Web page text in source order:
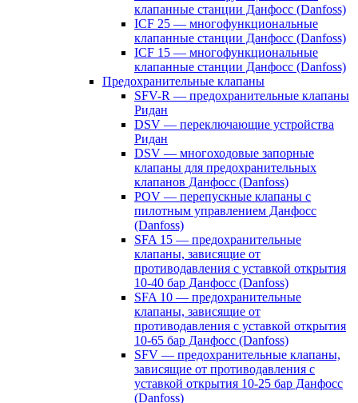
клапанные станции Данфосс (Danfoss)
ICF 25 — многофункциональные
клапанные станции Данфосс (Danfoss)
ICF 15 — многофункциональные
клапанные станции Данфосс (Danfoss)
Предохранительные клапаны
SFV-R — предохранительные клапаны
Ридан
DSV — переключающие устройства
Ридан
DSV — многоходовые запорные
клапаны для предохранительных
клапанов Данфосс (Danfoss)
POV — перепускные клапаны с
пилотным управлением Данфосс
(Danfoss)
SFA 15 — предохранительные
клапаны, зависящие от
противодавления с уставкой открытия
10-40 бар Данфосс (Danfoss)
SFA 10 — предохранительные
клапаны, зависящие от
противодавления с уставкой открытия
10-65 бар Данфосс (Danfoss)
SFV — предохранительные клапаны,
зависящие от противодавления с
уставкой открытия 10-25 бар Данфосс
(Danfoss)